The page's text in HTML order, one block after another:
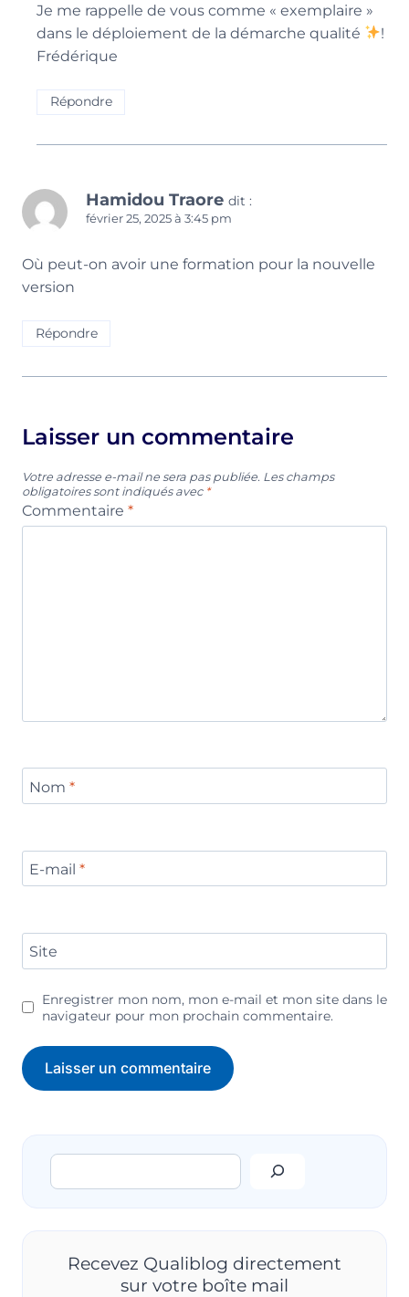
Je me rappelle de vous comme « exemplaire »
dans le déploiement de la démarche qualité
!
Frédérique
Répondre
Hamidou Traore dit :
février 25, 2025 à 3:45 pm
Où peut-on avoir une formation pour la nouvelle
version
Répondre
Laisser un commentaire
Votre adresse e-mail ne sera pas publiée. Les champs
obligatoires sont indiqués avec *
Commentaire *
Nom *
E-mail *
Site
Enregistrer mon nom, mon e-mail et mon site dans le
navigateur pour mon prochain commentaire.
Rechercher
Recevez Qualiblog directement
sur votre boîte mail